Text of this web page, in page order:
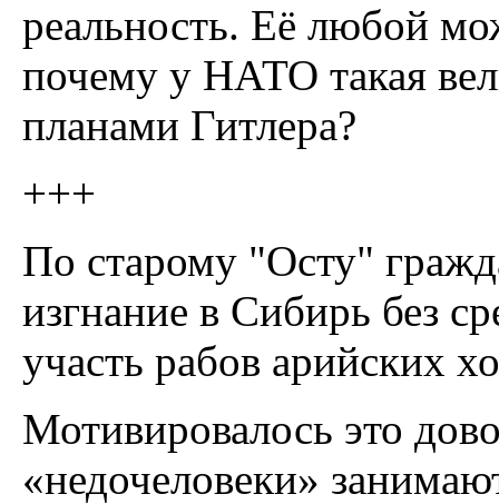
реальность. Её любой
почему у НАТО такая
планами Гитлера?
+++
По старому "Осту"
изгнание в Сибирь без
участь рабов арийских
Мотивировалось это
«недочеловеки»